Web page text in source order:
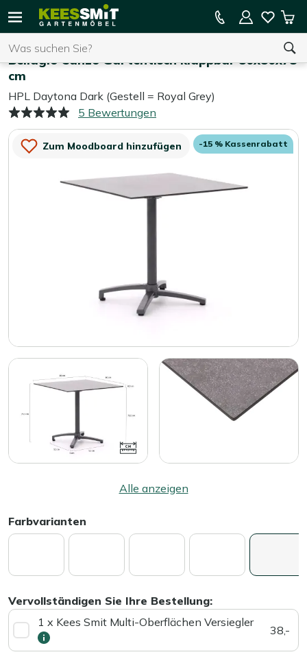
Sie haben keine Artikel in Ihrem Warenkorb.
15 % Kassenrabatt auf die gesamte Kollektion
Bellagio Canzo Gartentisch klappbar 80x80x73
cm
HPL Daytona Dark (Gestell = Royal Grey)
5 Bewertungen
Zum Moodboard hinzufügen -15 % Kassenrabatt
Alle anzeigen
Farbvarianten
Vervollständigen Sie Ihre Bestellung:
1 x Kees Smit Multi-Oberflächen Versiegler
38,-